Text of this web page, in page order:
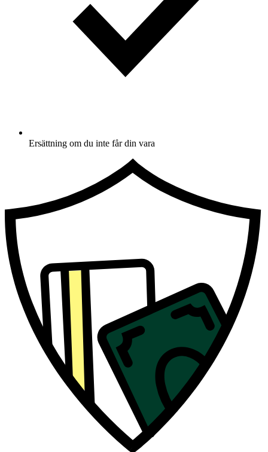
Ersättning om du inte får din vara